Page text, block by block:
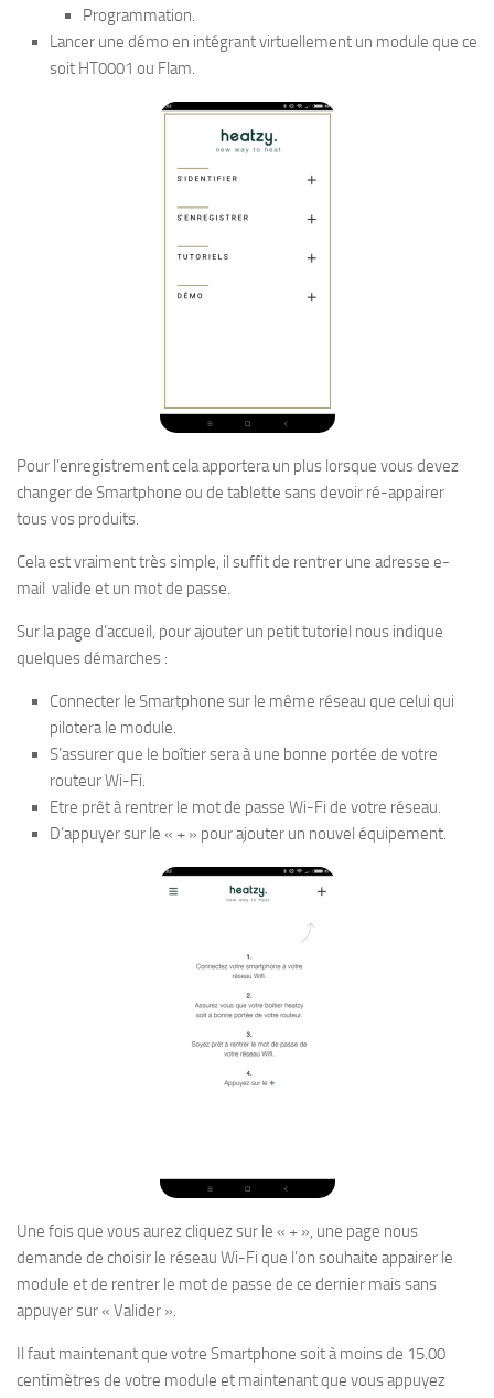
Programmation.
Lancer une démo en intégrant virtuellement un module que ce
soit HT0001 ou Flam.
Pour l’enregistrement cela apportera un plus lorsque vous devez
changer de Smartphone ou de tablette sans devoir ré-appairer
tous vos produits.
Cela est vraiment très simple, il suffit de rentrer une adresse e-
mail valide et un mot de passe.
Sur la page d’accueil, pour ajouter un petit tutoriel nous indique
quelques démarches :
Connecter le Smartphone sur le même réseau que celui qui
pilotera le module.
S’assurer que le boîtier sera à une bonne portée de votre
routeur Wi-Fi.
Etre prêt à rentrer le mot de passe Wi-Fi de votre réseau.
D’appuyer sur le « + » pour ajouter un nouvel équipement.
Une fois que vous aurez cliquez sur le « + », une page nous
demande de choisir le réseau Wi-Fi que l’on souhaite appairer le
module et de rentrer le mot de passe de ce dernier mais sans
appuyer sur « Valider ».
Il faut maintenant que votre Smartphone soit à moins de 15.00
centimètres de votre module et maintenant que vous appuyez